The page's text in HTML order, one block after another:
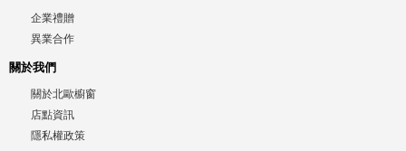
企業禮贈
異業合作
關於我們
關於北歐櫥窗
店點資訊
隱私權政策